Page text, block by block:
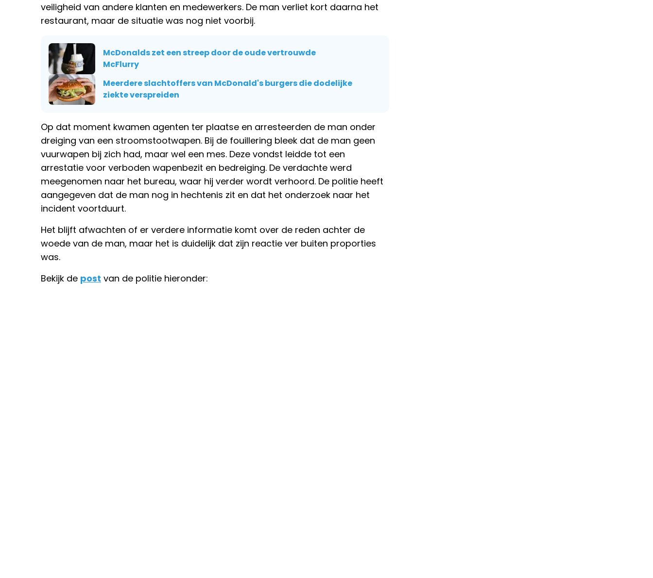
veiligheid van andere klanten en medewerkers. De man verliet kort daarna het
restaurant, maar de situatie was nog niet voorbij.
McDonalds zet een streep door de oude vertrouwde
McFlurry
Meerdere slachtoffers van McDonald's burgers die dodelijke
ziekte verspreiden
Op dat moment kwamen agenten ter plaatse en arresteerden de man onder
dreiging van een stroomstootwapen. Bij de fouillering bleek dat de man geen
vuurwapen bij zich had, maar wel een mes. Deze vondst leidde tot een
arrestatie voor verboden wapenbezit en bedreiging. De verdachte werd
meegenomen naar het bureau, waar hij verder wordt verhoord. De politie heeft
aangegeven dat de man nog in hechtenis zit en dat het onderzoek naar het
incident voortduurt.
Het blijft afwachten of er verdere informatie komt over de reden achter de
woede van de man, maar het is duidelijk dat zijn reactie ver buiten proporties
was.
Bekijk de post van de politie hieronder: